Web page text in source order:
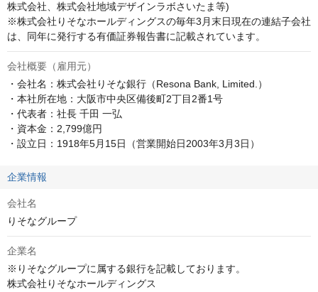
株式会社、株式会社地域デザインラボさいたま等)
※株式会社りそなホールディングスの毎年3月末日現在の連結子会社
は、同年に発行する有価証券報告書に記載されています。
会社概要（雇用元）
・会社名：株式会社りそな銀行（Resona Bank, Limited.）
・本社所在地：大阪市中央区備後町2丁目2番1号
・代表者：社長 千田 一弘
・資本金：2,799億円
・設立日：1918年5月15日（営業開始日2003年3月3日）
企業情報
会社名
りそなグループ
企業名
※りそなグループに属する銀行を記載しております。
株式会社りそなホールディングス